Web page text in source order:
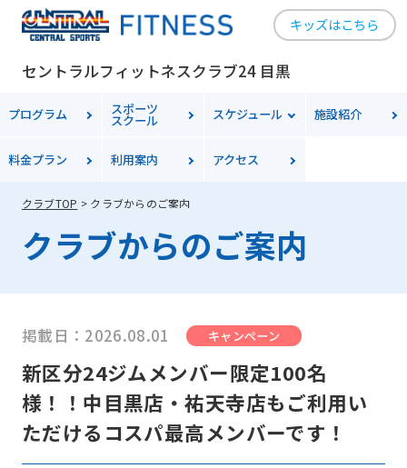
キッズはこちら
セントラルフィットネスクラブ24 目黒
プログラム スポーツ
スクール スケジュール 施設紹介
料金プラン 利用案内 アクセス
クラブTOP クラブからのご案内
クラブからのご案内
掲載日：2026.08.01 キャンペーン
新区分24ジムメンバー限定100名
様！！中目黒店・祐天寺店もご利用い
ただけるコスパ最高メンバーです！